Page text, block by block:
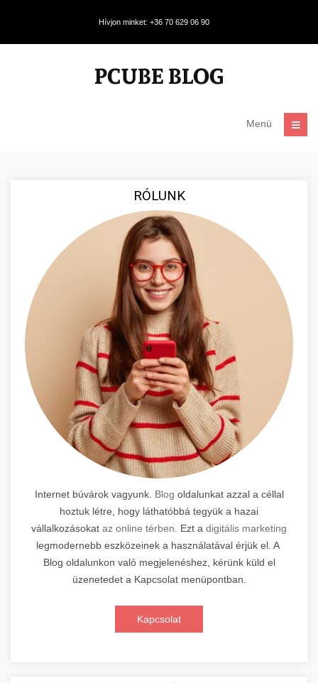
Hívjon minket: +36 70 629 06 90
Menü
RÓLUNK
Internet búvárok vagyunk. Blog oldalunkat azzal a céllal
hoztuk létre, hogy láthatóbbá tegyük a hazai
vállalkozásokat az online térben . Ezt a digitális marketing
legmodernebb eszközeinek a használatával érjük el. A
Blog oldalunkon való megjelenéshez, kérünk küld el
üzenetedet a Kapcsolat menüpontban.
Kapcsolat